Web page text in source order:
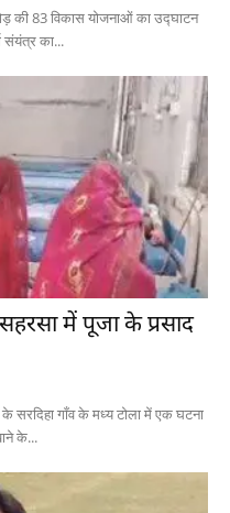
की 83 विकास योजनाओं का उद्घाटन
संयंत्र का...
में पूजा के प्रसाद
गाँव के मध्य टोला में एक घटना
के...